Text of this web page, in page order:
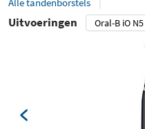
Uitvoeringen